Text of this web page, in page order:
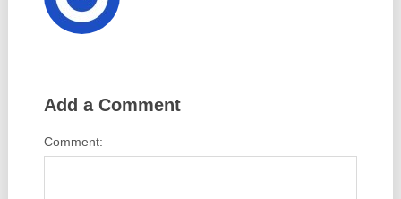
Add a Comment
Comment: